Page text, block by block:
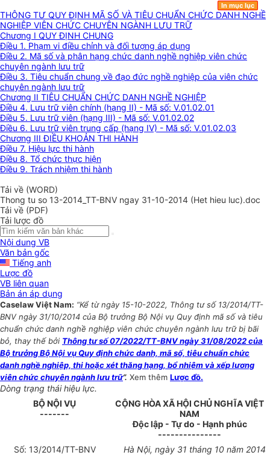
In mục lục
THÔNG TƯ QUY ĐỊNH MÃ SỐ VÀ TIÊU CHUẨN CHỨC DANH NGHỀ
NGHIỆP VIÊN CHỨC CHUYÊN NGÀNH LƯU TRỮ
Chương I QUY ĐỊNH CHUNG
Điều 1. Phạm vi điều chỉnh và đối tượng áp dụng
Điều 2. Mã số và phân hạng chức danh nghề nghiệp viên chức
chuyên ngành lưu trữ
Điều 3. Tiêu chuẩn chung về đạo đức nghề nghiệp của viên chức
chuyên ngành lưu trữ
Chương II TIÊU CHUẨN CHỨC DANH NGHỀ NGHIỆP
Điều 4. Lưu trữ viên chính (hạng II) - Mã số: V.01.02.01
Điều 5. Lưu trữ viên (hạng III) - Mã số: V.01.02.02
Điều 6. Lưu trữ viên trung cấp (hạng IV) - Mã số: V.01.02.03
Chương III ĐIỀU KHOẢN THI HÀNH
Điều 7. Hiệu lực thi hành
Điều 8. Tổ chức thực hiện
Điều 9. Trách nhiệm thi hành
Tải về (WORD)
Thong tu so 13-2014_TT-BNV ngay 31-10-2014 (Het hieu luc).doc
Tải về (PDF)
Tải lược đồ
Nội dung VB
Văn bản gốc
Tiếng anh
Lược đồ
VB liên quan
Bản án áp dụng
Caselaw Việt Nam: “Kể từ ngày 15-10-2022, Thông tư số 13/2014/TT-
BNV ngày 31/10/2014 của Bộ trưởng Bộ Nội vụ Quy định mã số và tiêu
chuẩn chức danh nghề nghiệp viên chức chuyên ngành lưu trữ bị bãi
bỏ, thay thế bởi Thông tư số 07/2022/TT-BNV ngày 31/08/2022 của
Bộ trưởng Bộ Nội vụ Quy định chức danh, mã số, tiêu chuẩn chức
danh nghề nghiệp, thi hoặc xét thăng hạng, bổ nhiệm và xếp lương
viên chức chuyên ngành lưu trữ”. Xem thêm Lược đồ.
Dòng trạng thái hiệu lực.
BỘNỘI VỤ
-------
CỘNG HÒA XÃ HỘI CHỦ NGHĨA VIỆT
NAM
Độc lập - Tự do - Hạnh phúc
---------------
Số: 13/2014/TT-BNV Hà Nội, ngày 31 tháng 10 năm 2014